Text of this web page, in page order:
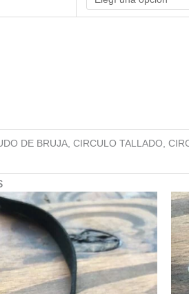
DE BRUJA, CIRCULO TALLADO,